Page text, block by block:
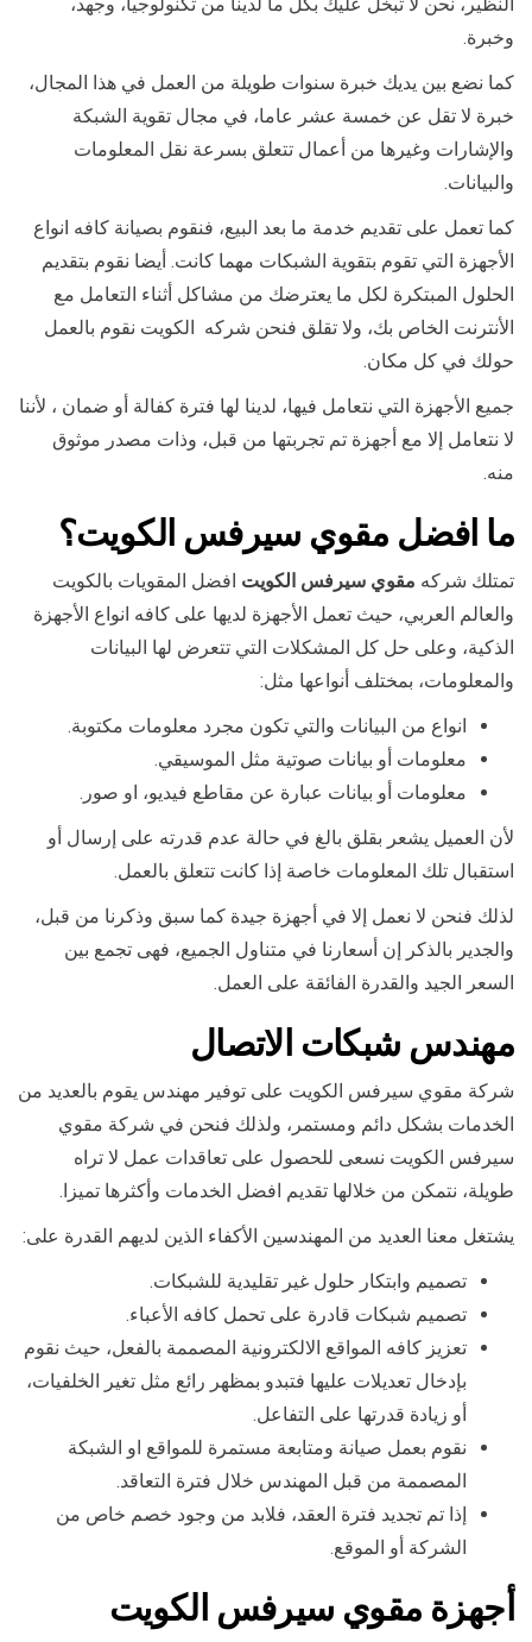
وخبرة.
كما نضع بين يديك خبرة سنوات طويلة من العمل في هذا المجال،
خبرة لا تقل عن خمسة عشر عاما، في مجال تقوية الشبكة
والإشارات وغيرها من أعمال تتعلق بسرعة نقل المعلومات
والبيانات.
كما تعمل على تقديم خدمة ما بعد البيع، فنقوم بصيانة كافه انواع
الأجهزة التي تقوم بتقوية الشبكات مهما كانت. أيضا نقوم بتقديم
الحلول المبتكرة لكل ما يعترضك من مشاكل أثناء التعامل مع
الأنترنت الخاص بك، ولا تقلق فنحن شركه الكويت نقوم بالعمل
حولك في كل مكان.
جميع الأجهزة التي نتعامل فيها، لدينا لها فترة كفالة أو ضمان ، لأننا
لا نتعامل إلا مع أجهزة تم تجربتها من قبل، وذات مصدر موثوق
منه.
ما افضل مقوي سيرفس الكويت؟
تمتلك شركه مقوي سيرفس الكويت افضل المقويات بالكويت
والعالم العربي، حيث تعمل الأجهزة لديها على كافه انواع الأجهزة
الذكية، وعلى حل كل المشكلات التي تتعرض لها البيانات
والمعلومات، بمختلف أنواعها مثل:
انواع من البيانات والتي تكون مجرد معلومات مكتوبة.
معلومات أو بيانات صوتية مثل الموسيقي.
معلومات أو بيانات عبارة عن مقاطع فيديو، او صور.
لأن العميل يشعر بقلق بالغ في حالة عدم قدرته على إرسال أو
استقبال تلك المعلومات خاصة إذا كانت تتعلق بالعمل.
لذلك فنحن لا نعمل إلا في أجهزة جيدة كما سبق وذكرنا من قبل،
والجدير بالذكر إن أسعارنا في متناول الجميع، فهى تجمع بين
السعر الجيد والقدرة الفائقة على العمل.
مهندس شبكات الاتصال
شركة مقوي سيرفس الكويت على توفير مهندس يقوم بالعديد من
الخدمات بشكل دائم ومستمر، ولذلك فنحن في شركة مقوي
سيرفس الكويت نسعى للحصول على تعاقدات عمل لا تراه
طويلة، نتمكن من خلالها تقديم افضل الخدمات وأكثرها تميزا.
يشتغل معنا العديد من المهندسين الأكفاء الذين لديهم القدرة على:
تصميم وابتكار حلول غير تقليدية للشبكات.
تصميم شبكات قادرة على تحمل كافه الأعباء.
تعزيز كافه المواقع الالكترونية المصممة بالفعل، حيث نقوم
بإدخال تعديلات عليها فتبدو بمظهر رائع مثل تغير الخلفيات،
أو زيادة قدرتها على التفاعل.
نقوم بعمل صيانة ومتابعة مستمرة للمواقع او الشبكة
المصممة من قبل المهندس خلال فترة التعاقد.
إذا تم تجديد فترة العقد، فلابد من وجود خصم خاص من
الشركة أو الموقع.
أجهزة مقوي سيرفس الكويت